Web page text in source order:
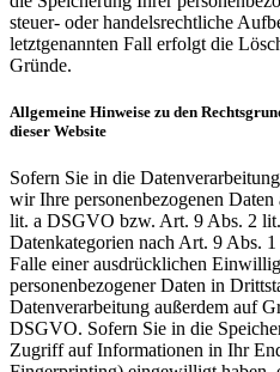
steuer- oder handelsrechtliche
letztgenannten Fall erfolgt die
Gründe.
Allgemeine Hinweise zu den
dieser Website
Sofern Sie in die
wir Ihre personenbezogenen
lit. a DSGVO bzw. Art. 9 Abs. 2
Datenkategorien nach Art. 9 Abs.
Falle einer ausdrücklichen
personenbezogener Daten in
Datenverarbeitung außerdem auf
DSGVO. Sofern Sie in die
Zugriff auf Informationen in Ihr